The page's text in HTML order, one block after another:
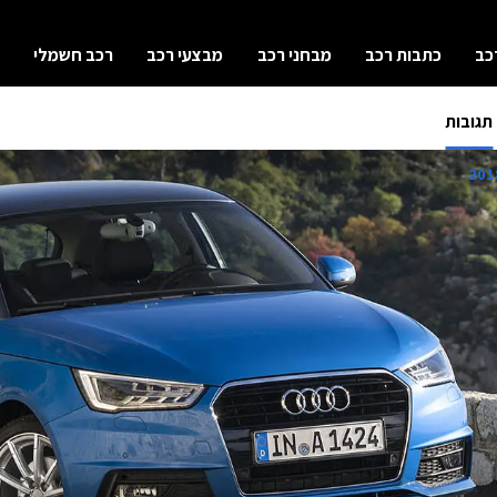
כתבות רכב מבחני רכב מבצעי רכב רכב חשמלי
תגובות